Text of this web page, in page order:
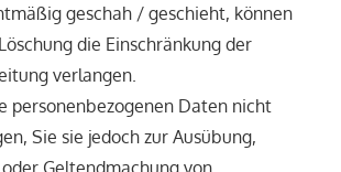
geschah / geschieht, können
die Einschränkung der
verlangen.
personenbezogenen Daten nicht
Sie sie jedoch zur Ausübung,
Geltendmachung von